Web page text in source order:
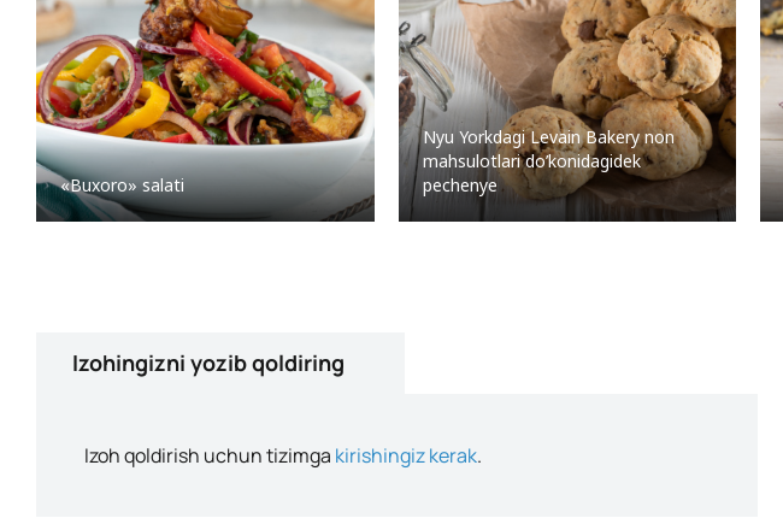
«Buxoro» salati
Nyu Yorkdagi Levain Bakery non
mahsulotlari do’konidagidek
pechenye
Izohingizni yozib qoldiring
Izoh qoldirish uchun tizimga kirishingiz kerak.